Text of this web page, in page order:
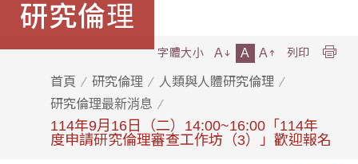
研究倫理
首頁 研究倫理
人類與人體研究倫理
研究倫理最新消息
114年9月16日（二）14:00~16:00「114年
度申請研究倫理審查工作坊（3）」歡迎報名
字體大小 A A A 列印